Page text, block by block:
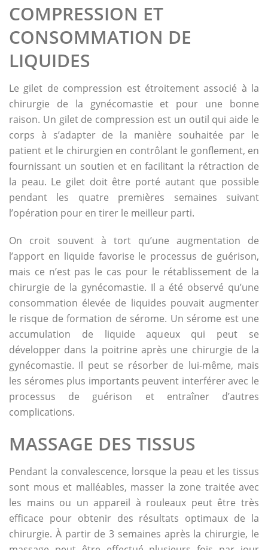
COMPRESSION ET
CONSOMMATION DE
LIQUIDES
Le gilet de compression est étroitement associé à la
chirurgie de la gynécomastie et pour une bonne
raison. Un gilet de compression est un outil qui aide le
corps à s’adapter de la manière souhaitée par le
patient et le chirurgien en contrôlant le gonflement, en
fournissant un soutien et en facilitant la rétraction de
la peau. Le gilet doit être porté autant que possible
pendant les quatre premières semaines suivant
l’opération pour en tirer le meilleur parti.
On croit souvent à tort qu’une augmentation de
l’apport en liquide favorise le processus de guérison,
mais ce n’est pas le cas pour le rétablissement de la
chirurgie de la gynécomastie. Il a été observé qu’une
consommation élevée de liquides pouvait augmenter
le risque de formation de sérome. Un sérome est une
accumulation de liquide aqueux qui peut se
développer dans la poitrine après une chirurgie de la
gynécomastie. Il peut se résorber de lui-même, mais
les séromes plus importants peuvent interférer avec le
processus de guérison et entraîner d’autres
complications.
MASSAGE DES TISSUS
Pendant la convalescence, lorsque la peau et les tissus
sont mous et malléables, masser la zone traitée avec
les mains ou un appareil à rouleaux peut être très
efficace pour obtenir des résultats optimaux de la
chirurgie. À partir de 3 semaines après la chirurgie, le